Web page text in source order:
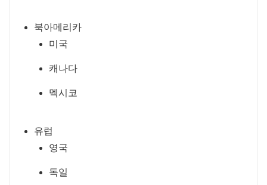
북아메리카
미국
캐나다
멕시코
유럽
영국
독일